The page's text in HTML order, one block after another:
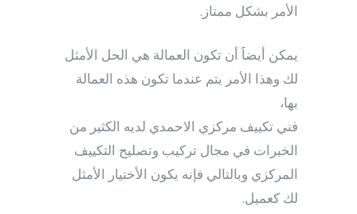
الأمر بشكل ممتاز.
يمكن أيضاََ أن تكون العمالة هي الحل الأمثل
لك وهذا الأمر يتم عندما تكون هذه العمالة
بها،
فني تكييف مركزي الاحمدي لديه الكثير من
الخبرات في مجال تركيب وتصليح التكييف
المركزي وبالتالي فإنه يكون الأختيار الأمثل
لك كعميل.